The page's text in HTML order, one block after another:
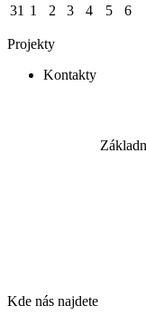
31 1 2 3 4 5 6
Projekty
Kontakty
Kde nás najdete